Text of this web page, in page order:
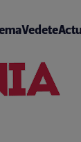
Vedete